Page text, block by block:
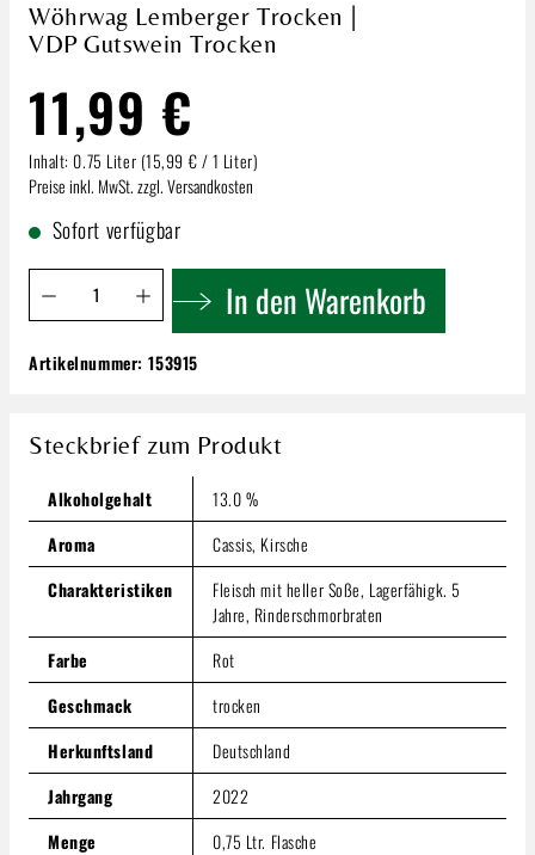
Wöhrwag Lemberger Trocken |
VDP Gutswein Trocken
11,99 €
Inhalt: 0.75 Liter (15,99 € / 1 Liter)
Preise inkl. MwSt. zzgl. Versandkosten
Sofort verfügbar
Produkt Anzahl: Gib den gewünschten Wert ein oder
In den Warenkorb
Wöhrwag Lemberger Trocken | VDP Gutswein
11,99 €
(15,99 € / 1 Liter)
Preise inkl. MwSt. zzgl. Versandkosten
Produkt Anzahl: Gib den gewünschten Wert ein oder
In den Warenkorb
Artikelnummer:153915
Steckbrief zum Produkt
Alkoholgehalt
13.0 %
Aroma
Cassis, Kirsche
Charakteristiken
Fleisch mit heller Soße, Lagerfähigk. 5
Jahre, Rinderschmorbraten
Farbe
Rot
Geschmack
trocken
Herkunftsland
Deutschland
Jahrgang
2022
Menge
0,75 Ltr. Flasche